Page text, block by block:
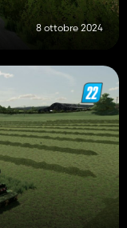
8 ottobre 2024